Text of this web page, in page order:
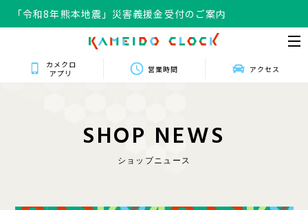
「令和8年熊本地震」災害義援金受付のご案内
カメクロ
アプリ
営業時間 アクセス
SHOP NEWS
ショップニュース